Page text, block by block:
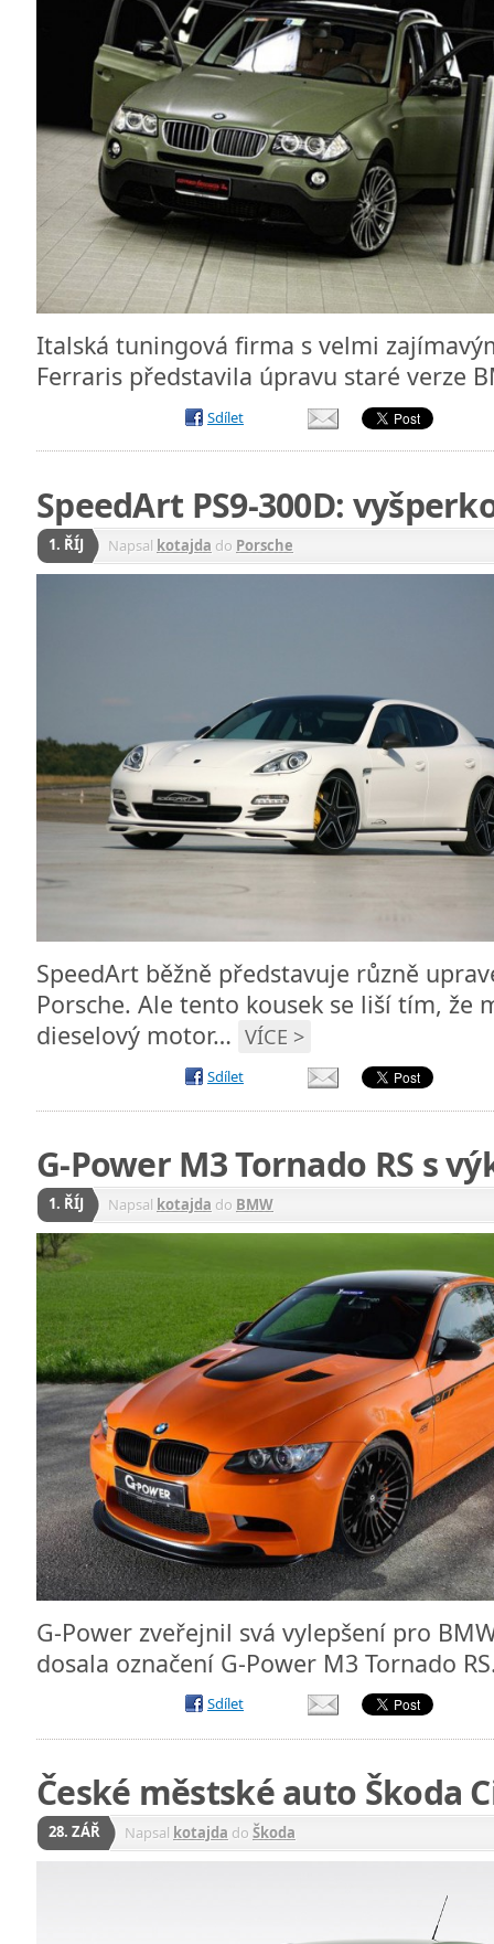
Italská tuningová firma s velmi
Ferraris představila úpravu staré verze
Sdílet
SpeedArt PS9-300D:
1. ŘÍJ Napsal kotajda do Porsche
SpeedArt běžně představuje různě
Porsche. Ale tento kousek se liší tím, že
dieselový motor… VÍCE >
Sdílet
G-Power M3 Tornado RS s
1. ŘÍJ Napsal kotajda do BMW
G-Power zveřejnil svá vylepšení pro
dosala označení G-Power M3 Tornado
Sdílet
České městské auto Škoda
28. ZÁŘ Napsal kotajda do Škoda